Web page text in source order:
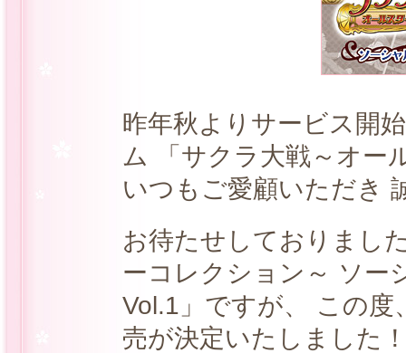
昨年秋よりサービス開
ム 「サクラ大戦～オー
いつもご愛顧いただき
お待たせしておりまし
ーコレクション～ ソー
Vol.1」ですが、 この度
売が決定いたしました